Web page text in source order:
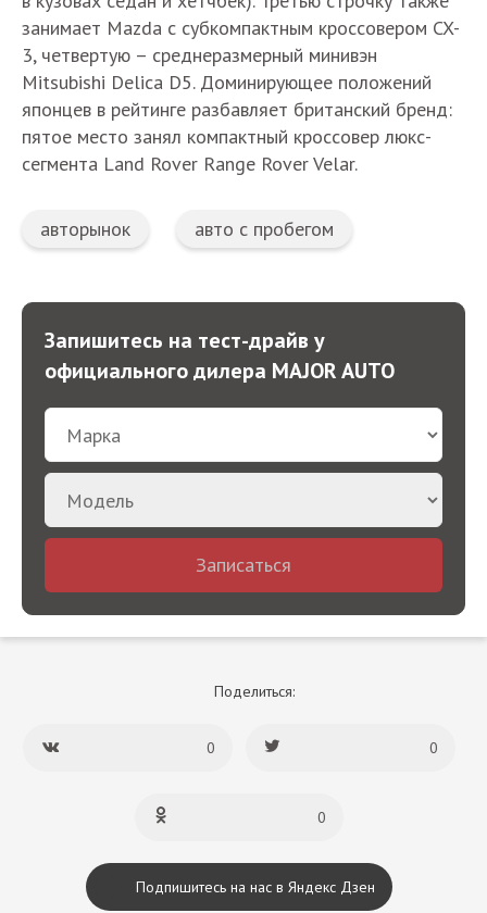
занимает Mazda с субкомпактным кроссовером CX-
3, четвертую – среднеразмерный минивэн
Mitsubishi Delica D5. Доминирующее положений
японцев в рейтинге разбавляет британский бренд:
пятое место занял компактный кроссовер люкс-
сегмента Land Rover Range Rover Velar.
авторынок авто с пробегом
Запишитесь на тест-драйв у
официального дилера MAJOR AUTO
Записаться
Поделиться:
0 0
0
Подпишитесь на нас в Яндекс Дзен